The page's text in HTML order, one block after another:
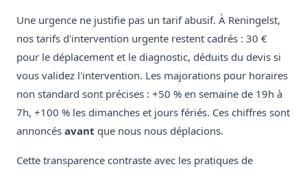
Une urgence ne justifie pas un tarif abusif. À Reningelst,
nos tarifs d'intervention urgente restent cadrés : 30 €
pour le déplacement et le diagnostic, déduits du devis si
vous validez l'intervention. Les majorations pour horaires
non standard sont précises : +50 % en semaine de 19h à
7h, +100 % les dimanches et jours fériés. Ces chiffres sont
annoncés avant que nous nous déplacions.
Cette transparence contraste avec les pratiques de